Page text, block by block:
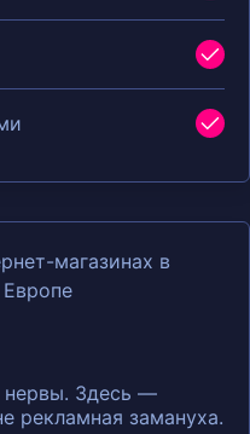
нервы. Здесь —
рекламная замануха.